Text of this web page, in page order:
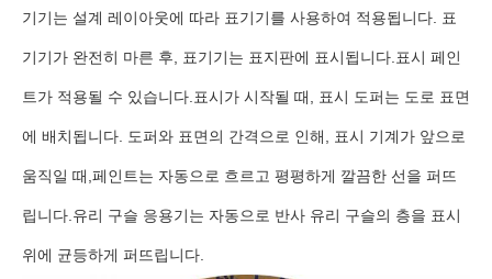
기기는 설계 레이아웃에 따라 표기기를 사용하여 적용됩니다. 표
기기가 완전히 마른 후, 표기기는 표지판에 표시됩니다.표시 페인
트가 적용될 수 있습니다.표시가 시작될 때, 표시 도퍼는 도로 표면
에 배치됩니다. 도퍼와 표면의 간격으로 인해, 표시 기계가 앞으로
움직일 때,페인트는 자동으로 흐르고 평평하게 깔끔한 선을 퍼뜨
립니다.유리 구슬 응용기는 자동으로 반사 유리 구슬의 층을 표시
위에 균등하게 퍼뜨립니다.